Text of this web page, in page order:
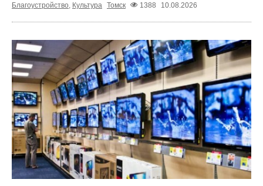
Благоустройство, Культура Томск 1388 10.08.2026